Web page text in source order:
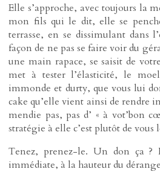
Elle s’approche, avec toujours la
mon fils qui le dit, elle se
terrasse, en se dissimulant dans
façon de ne pas se faire voir du
une main rapace, se saisit de
met à tester l’élasticité, le
immonde et durty, que vous lui
cake qu’elle vient ainsi de rendre
mendie pas, pas d’ « à vot’bon
stratégie à elle c’est plutôt de
Tenez, prenez-le. Un don ça ?
immédiate, à la hauteur du